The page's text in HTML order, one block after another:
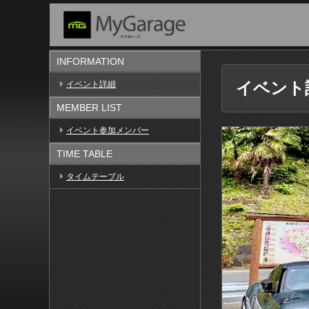
INFORMATION
イベント詳細
MEMBER LIST
イベント参加メンバー
TIME TABLE
タイムテーブル
イベント